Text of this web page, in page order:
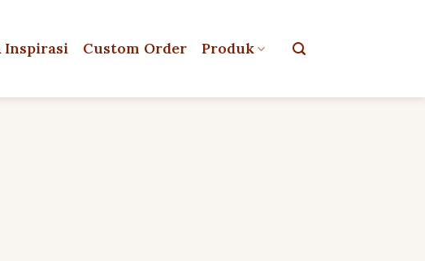
Inspirasi Custom Order Produk